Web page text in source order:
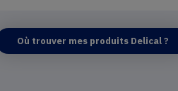
Où trouver mes produits Delical ?